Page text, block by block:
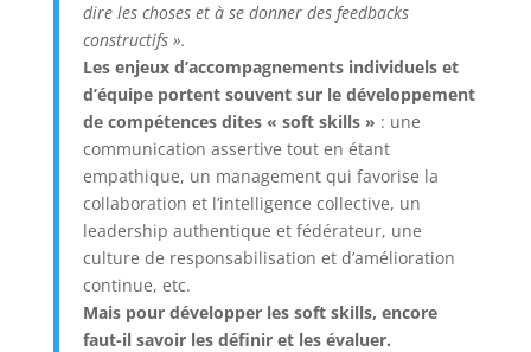
dire les choses et à se donner des feedbacks
constructifs ».
Les enjeux d’accompagnements individuels et
d’équipe portent souvent sur le développement
de compétences dites « soft skills » : une
communication assertive tout en étant
empathique, un management qui favorise la
collaboration et l’intelligence collective, un
leadership authentique et fédérateur, une
culture de responsabilisation et d’amélioration
continue, etc.
Mais pour développer les soft skills, encore
faut-il savoir les définir et les évaluer.